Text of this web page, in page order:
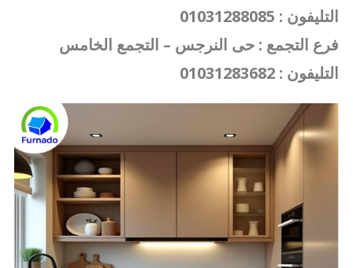
التليفون : 01031288085
فرع التجمع : حى النرجس – التجمع الخامس
التليفون : 01031283682